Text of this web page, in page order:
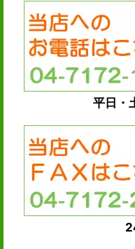
平日・